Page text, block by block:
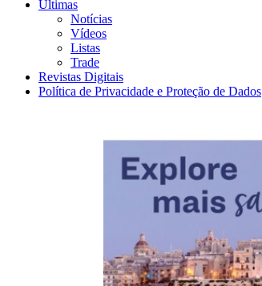
Últimas
Notícias
Vídeos
Listas
Trade
Revistas Digitais
Política de Privacidade e Proteção de Dados